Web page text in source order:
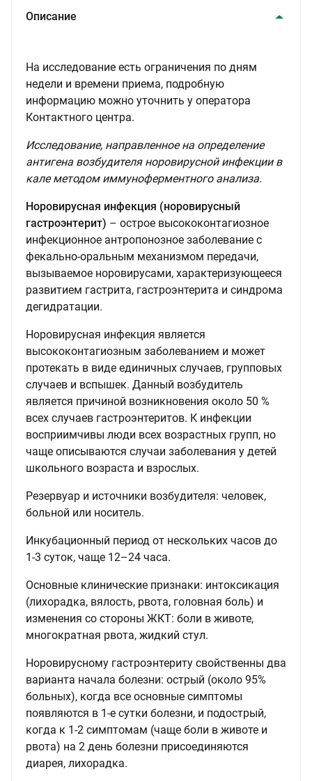
Описание
На исследование есть ограничения по дням
недели и времени приема, подробную
информацию можно уточнить у оператора
Контактного центра.
Исследование, направленное на определение
антигена возбудителя норовирусной инфекции в
кале методом иммуноферментного анализа.
Норовирусная инфекция (норовирусный
гастроэнтерит) – острое высококонтагиозное
инфекционное антропонозное заболевание с
фекально-оральным механизмом передачи,
вызываемое норовирусами, характеризующееся
развитием гастрита, гастроэнтерита и синдрома
дегидратации.
Норовирусная инфекция является
высококонтагиозным заболеванием и может
протекать в виде единичных случаев, групповых
случаев и вспышек. Данный возбудитель
является причиной возникновения около 50 %
всех случаев гастроэнтеритов. К инфекции
восприимчивы люди всех возрастных групп, но
чаще описываются случаи заболевания у детей
школьного возраста и взрослых.
Резервуар и источники возбудителя: человек,
больной или носитель.
Инкубационный период от нескольких часов до
1-3 суток, чаще 12–24 часа.
Основные клинические признаки: интоксикация
(лихорадка, вялость, рвота, головная боль) и
изменения со стороны ЖКТ: боли в животе,
многократная рвота, жидкий стул.
Норовирусному гастроэнтериту свойственны два
варианта начала болезни: острый (около 95%
больных), когда все основные симптомы
появляются в 1-е сутки болезни, и подострый,
когда к 1-2 симптомам (чаще боли в животе и
рвота) на 2 день болезни присоединяются
диарея, лихорадка.